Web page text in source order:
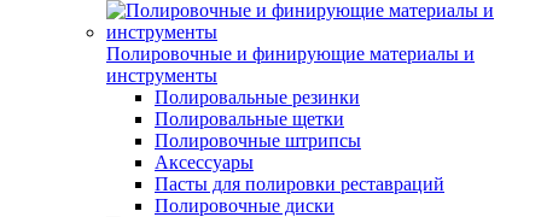
Полировочные и финирующие материалы и
инструменты
Полировальные резинки
Полировальные щетки
Полировочные штрипсы
Аксессуары
Пасты для полировки реставраций
Полировочные диски